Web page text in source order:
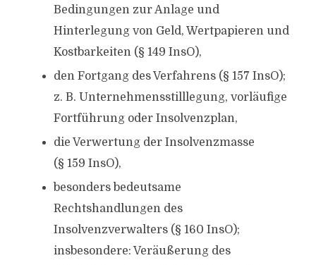
Bedingungen zur Anlage und
Hinterlegung von Geld, Wertpapieren und
Kostbarkeiten (§ 149 InsO),
den Fortgang des Verfahrens (§ 157 InsO);
z. B. Unternehmensstilllegung, vorläufige
Fortführung oder Insolvenzplan,
die Verwertung der Insolvenzmasse
(§ 159 InsO),
besonders bedeutsame
Rechtshandlungen des
Insolvenzverwalters (§ 160 InsO);
insbesondere: Veräußerung des